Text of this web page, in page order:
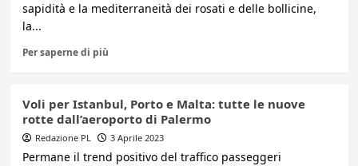
sapidità e la mediterraneità dei rosati e delle bollicine,
la...
Per saperne di più
Voli per Istanbul, Porto e Malta: tutte le nuove
rotte dall’aeroporto di Palermo
Redazione PL 3 Aprile 2023
Permane il trend positivo del traffico passeggeri